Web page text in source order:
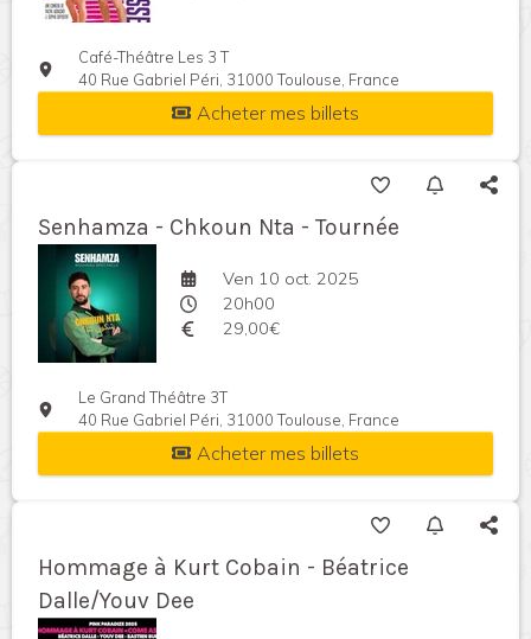
Café-Théâtre Les 3 T
40 Rue Gabriel Péri, 31000 Toulouse, France
Acheter mes billets
Senhamza - Chkoun Nta - Tournée
Ven 10 oct. 2025
20h00
29,00€
Le Grand Théâtre 3T
40 Rue Gabriel Péri, 31000 Toulouse, France
Acheter mes billets
Hommage à Kurt Cobain - Béatrice
Dalle/Youv Dee